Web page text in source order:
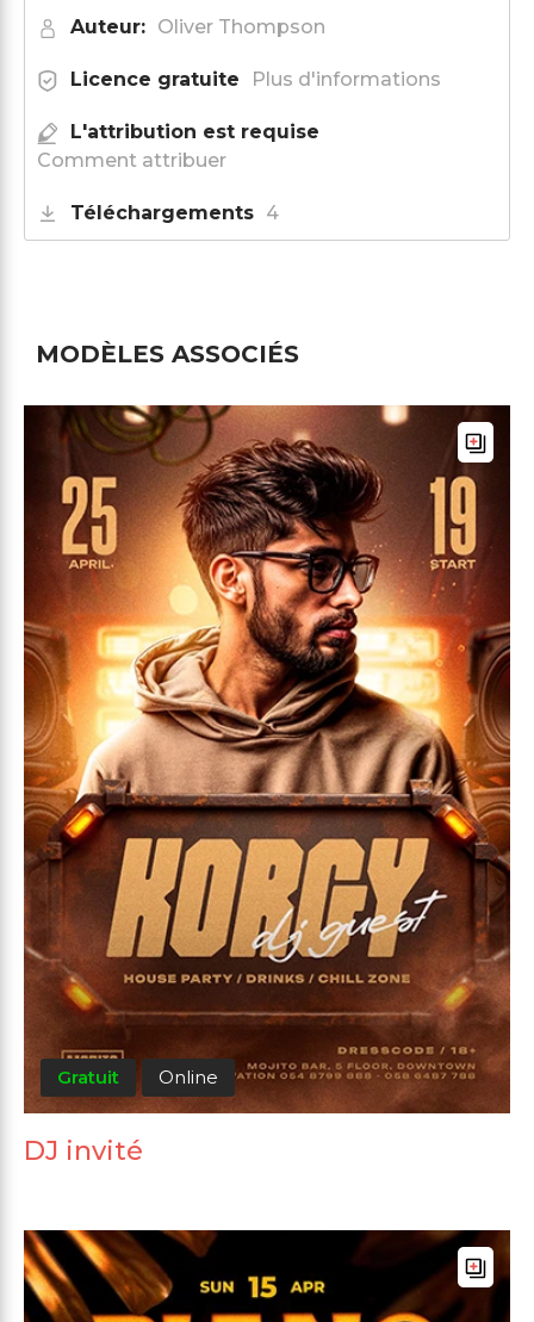
Auteur: Oliver Thompson
Licence gratuite Plus d'informations
L'attribution est requise
Comment attribuer
Téléchargements 4
MODÈLES ASSOCIÉS
Gratuit Online
DJ invité